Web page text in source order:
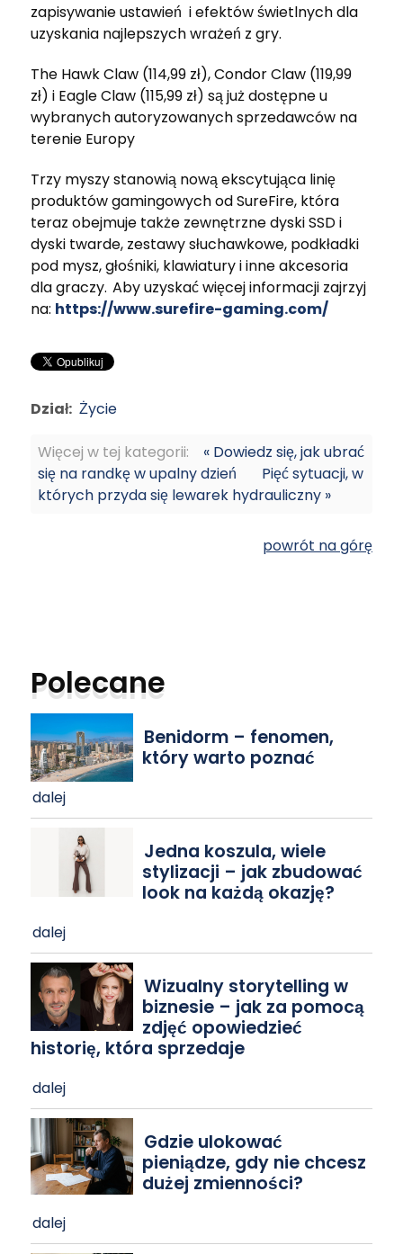
zapisywanie ustawień i efektów świetlnych dla
uzyskania najlepszych wrażeń z gry.
The Hawk Claw (114,99 zł), Condor Claw (119,99
zł) i Eagle Claw (115,99 zł) są już dostępne u
wybranych autoryzowanych sprzedawców na
terenie Europy
Trzy myszy stanowią nową ekscytująca linię
produktów gamingowych od SureFire, która
teraz obejmuje także zewnętrzne dyski SSD i
dyski twarde, zestawy słuchawkowe, podkładki
pod mysz, głośniki, klawiatury i inne akcesoria
dla graczy. Aby uzyskać więcej informacji zajrzyj
na: https://www.surefire-gaming.com/
Dział: Życie
Więcej w tej kategorii:
« Dowiedz się, jak ubrać
się na randkę w upalny dzień
Pięć sytuacji, w
których przyda się lewarek hydrauliczny »
powrót na górę
Polecane
Benidorm – fenomen,
który warto poznać
dalej
Jedna koszula, wiele
stylizacji – jak zbudować
look na każdą okazję?
dalej
Wizualny storytelling w
biznesie – jak za pomocą
zdjęć opowiedzieć
historię, która sprzedaje
dalej
Gdzie ulokować
pieniądze, gdy nie chcesz
dużej zmienności?
dalej